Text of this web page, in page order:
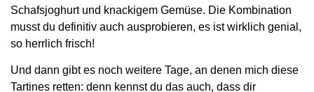
Schafsjoghurt und knackigem Gemüse. Die Kombination
musst du definitiv auch ausprobieren, es ist wirklich genial,
so herrlich frisch!
Und dann gibt es noch weitere Tage, an denen mich diese
Tartines retten: denn kennst du das auch, dass dir